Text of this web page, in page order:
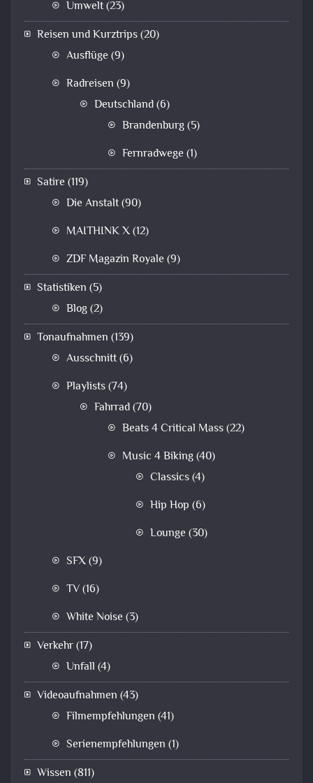
Umwelt(23)
Reisen und Kurztrips(20)
Ausflüge (9)
Radreisen (9)
Deutschland(6)
Brandenburg(5)
Fernradwege (1)
Satire (119)
Die Anstalt(90)
MAITHINK X(12)
ZDF Magazin Royale (9)
Statistiken (5)
Blog(2)
Tonaufnahmen (139)
Ausschnitt(6)
Playlists(74)
Fahrrad(70)
Beats 4 Critical Mass(22)
Music 4 Biking(40)
Classics(4)
Hip Hop (6)
Lounge (30)
SFX(9)
TV(16)
White Noise (3)
Verkehr(17)
Unfall (4)
Videoaufnahmen (43)
Filmempfehlungen (41)
Serienempfehlungen (1)
Wissen (811)